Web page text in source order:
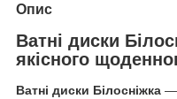
Опис
Ватні диски
якісного
Ватні диски Білосніжка —